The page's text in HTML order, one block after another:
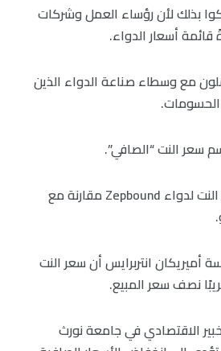
بذلك لأن رؤساء العمل وشركات
قائمة أسعار الدواء.
مع وسطاء صناعة الدواء الذين
سعر النت “الصافي”.
وليس واضحًا بعد سعر النت لدواء Zepbound مقارنة مع
أميريكان انتربرايس أن سعر النت
نصف سعر المبيع.
الاقتصادي في جامعة نورث